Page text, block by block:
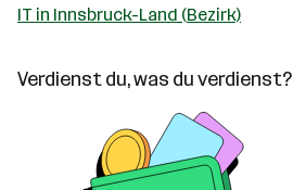
IT in Innsbruck-Land (Bezirk)
Verdienst du, was du verdienst?